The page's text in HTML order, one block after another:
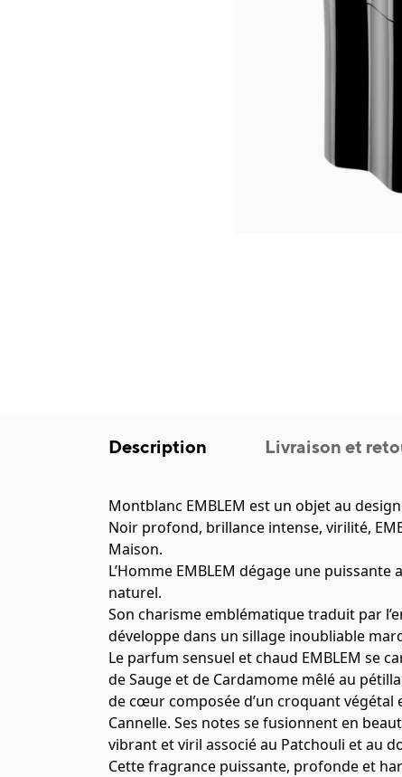
Description Livraison et
Montblanc EMBLEM est un objet au
Noir profond, brillance intense, virilité,
Maison.
L’Homme EMBLEM dégage une
naturel.
Son charisme emblématique traduit par
développe dans un sillage inoubliable
Le parfum sensuel et chaud EMBLEM se
de Sauge et de Cardamome mêlé au
de cœur composée d’un croquant végétal
Cannelle. Ses notes se fusionnent en
vibrant et viril associé au Patchouli et au
Cette fragrance puissante, profonde et